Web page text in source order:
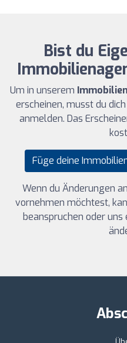
Bist du
Um in unserem
erscheinen, musst du
anmelden. Das
Füge deine
Wenn du Änderungen
vornehmen möchtest,
beanspruchen oder uns